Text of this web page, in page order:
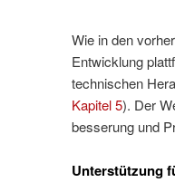
Wie in den
Entwicklung
technischen
Kapitel 5). Der
besserung und
Unterstützung